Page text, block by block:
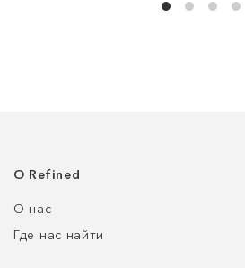
О Refined
О нас
Где нас найти